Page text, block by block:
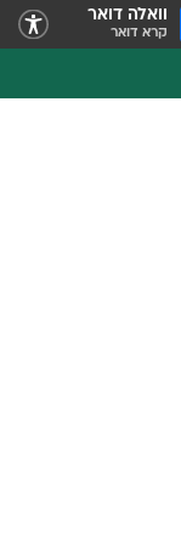
וואלה דואר
קרא דואר